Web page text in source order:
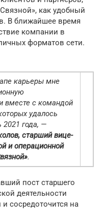
как удобный
В ближайшее время
компании в
форматов сети.
карьеры мне
вместе с командой
удалось
года, —
старший вице-
и операционной
.
пост старшего
деятельности
сосредоточится на